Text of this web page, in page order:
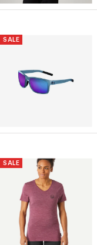
SALE
SALE